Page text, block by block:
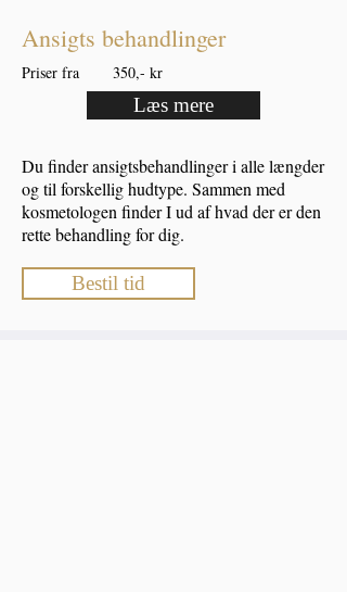
Ansigts behandlinger
Priser fra 350,- kr
Læs mere
Du finder ansigtsbehandlinger i alle længder
og til forskellig hudtype. Sammen med
kosmetologen finder I ud af hvad der er den
rette behandling for dig.
Bestil tid